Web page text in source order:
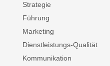
Strategie
Führung
Marketing
Dienstleistungs-Qualität
Kommunikation